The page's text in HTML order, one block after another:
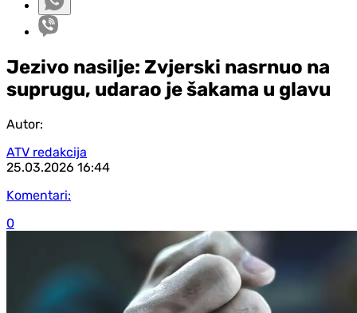
Jezivo nasilje: Zvjerski nasrnuo na
suprugu, udarao je šakama u glavu
Autor:
ATV redakcija
25.03.2026 16:44
Komentari:
0